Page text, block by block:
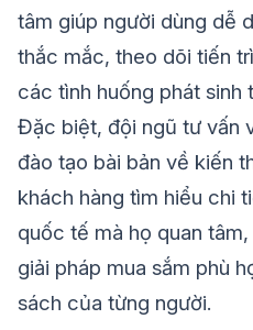
tâm giúp người dùng dễ
thắc mắc, theo dõi tiến
các tình huống phát sinh
Đặc biệt, đội ngũ tư vấn
đào tạo bài bản về kiến
khách hàng tìm hiểu chi
quốc tế mà họ quan
giải pháp mua sắm phù
sách của từng người.